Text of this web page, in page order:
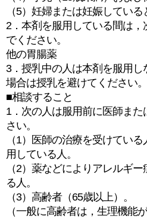
（5）妊婦または妊娠している
2．本剤を服用している間は
でください。
他の胃腸薬
3．授乳中の人は本剤を服用
場合は授乳を避けてください。
■相談すること
1．次の人は服用前に医師ま
さい。
（1）医師の治療を受けてい
用している人。
（2）薬などによりアレルギ
る人。
（3）高齢者（65歳以上）。
（一般に高齢者は，生理機能